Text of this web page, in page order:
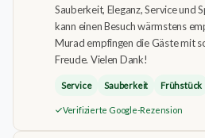
Sauberkeit, Eleganz, Service und
kann einen Besuch wärmstens
Murad empfingen die Gäste mit
Freude. Vielen Dank!
Service Sauberkeit Frühstück
Verifizierte Google-Rezension